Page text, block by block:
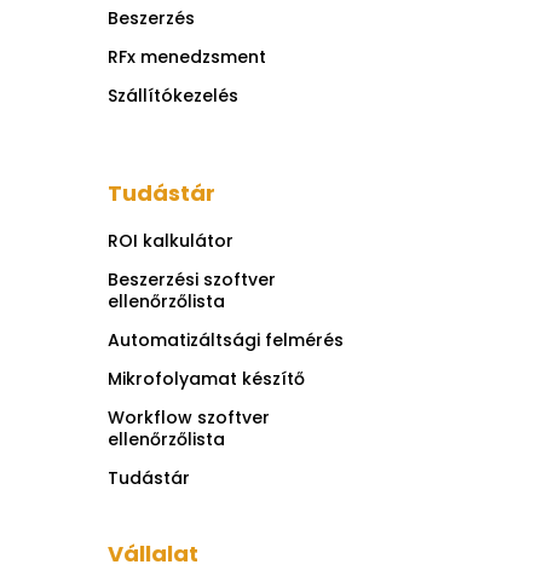
Beszerzés
RFx menedzsment
Szállítókezelés
Tudástár
ROI kalkulátor
Beszerzési szoftver
ellenőrzőlista
Automatizáltsági felmérés
Mikrofolyamat készítő
Workflow szoftver
ellenőrzőlista
Tudástár
Vállalat